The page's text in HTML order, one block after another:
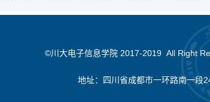
©川大电子信息学院 2017-2019 All Right
地址：四川省成都市一环路南一段